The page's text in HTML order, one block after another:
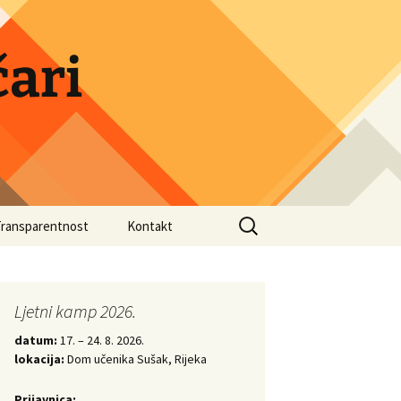
Kontakt
Search
for:
Ljetni kamp 2026.
datum: 17. – 24. 8. 2026.
lokacija: Dom učenika Sušak, Rijeka